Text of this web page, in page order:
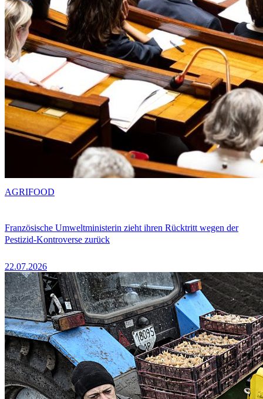
Französische Umweltministerin zieht ihren Rücktritt wegen der
Pestizid-Kontroverse zurück
22.07.2026
AGRIFOOD